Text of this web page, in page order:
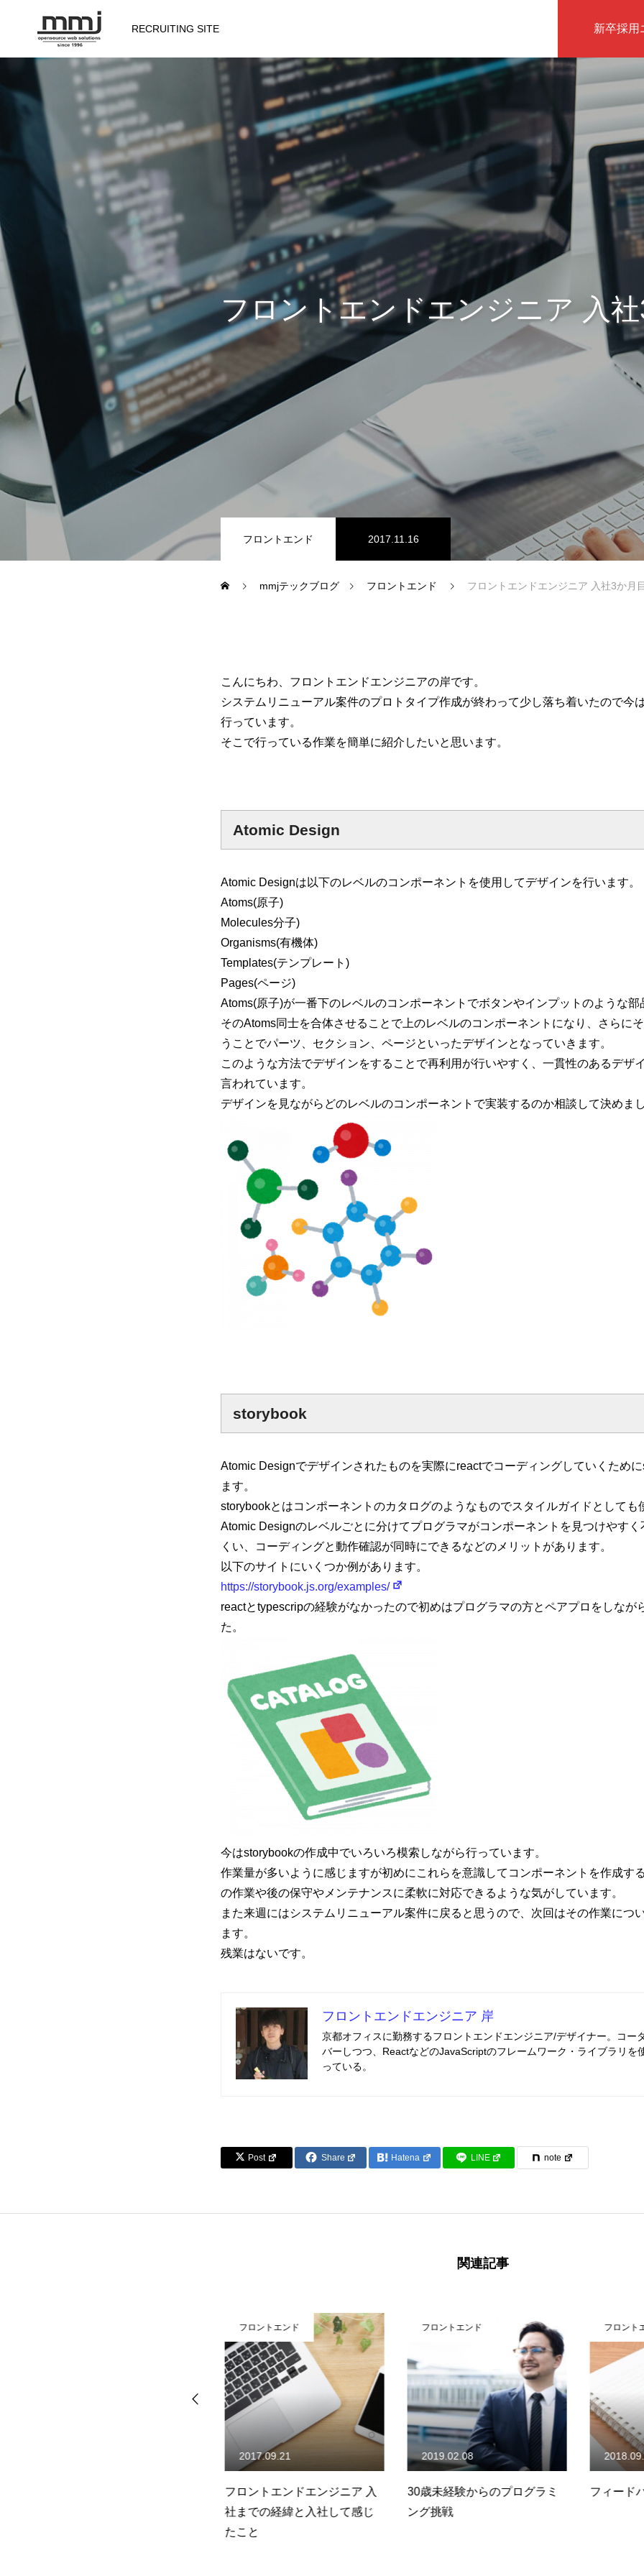
RECRUITING SITE 新卒採用
会社を知る
メッセージ 会社概要 インタビュー
仕事を知る
教務システム開発 不動産システム開発 プログラマーの1週間
求人採用情報
Webエンジニア・プログラマー フロントエンドエンジニア 【正社員】Webデザイナー
Webディレクター
mmjコーポレートサイト
フロントエンドエンジニア 入
フロントエンド 2017.11.16
mmjテックブログ フロントエンド フロントエンドエンジニア 入社3か月目
こんにちわ、フロントエンドエンジニアの岸です。
システムリニューアル案件のプロトタイプ作成が終わって少し落ち着いたので今
行っています。
そこで行っている作業を簡単に紹介したいと思います。
Atomic Design
Atomic Designは以下のレベルのコンポーネントを使用してデザインを行います。
Atoms(原子)
Molecules分子)
Organisms(有機体)
Templates(テンプレート)
Pages(ページ)
Atoms(原子)が一番下のレベルのコンポーネントでボタンやインプットのような部
そのAtoms同士を合体させることで上のレベルのコンポーネントになり、さらに
うことでパーツ、セクション、ページといったデザインとなっていきます。
このような方法でデザインをすることで再利用が行いやすく、一貫性のあるデザ
言われています。
デザインを見ながらどのレベルのコンポーネントで実装するのか相談して決めまし
storybook
Atomic Designでデザインされたものを実際にreactでコーディングしていくため
ます。
storybookとはコンポーネントのカタログのようなものでスタイルガイドとしても
Atomic Designのレベルごとに分けてプログラマがコンポーネントを見つけやすく
くい、コーディングと動作確認が同時にできるなどのメリットがあります。
以下のサイトにいくつか例があります。
https://storybook.js.org/examples/
reactとtypescripの経験がなかったので初めはプログラマの方とペアプロをしなが
た。
今はstorybookの作成中でいろいろ模索しながら行っています。
作業量が多いように感じますが初めにこれらを意識してコンポーネントを作成す
の作業や後の保守やメンテナンスに柔軟に対応できるような気がしています。
また来週にはシステムリニューアル案件に戻ると思うので、次回はその作業につ
ます。
残業はないです。
フロントエンドエンジニア 岸
京都オフィスに勤務するフロントエンドエンジニア/デザイナー。コー
バーしつつ、ReactなどのJavaScriptのフレームワーク・ライブラリを
っている。
Post Share Hatena LINE note
関連記事
フロントエンド
フロントエンドエンジニア 入
社までの経緯と入社して感じ
たこと
2017.09.21
フロントエンド
30歳未経験からのプログラミ
ング挑戦
2019.02.08
フロント
フィード